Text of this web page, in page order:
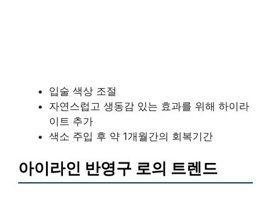
입술 색상 조절
자연스럽고 생동감 있는 효과를 위해 하이라
이트 추가
색소 주입 후 약 1개월간의 회복기간
아이라인 반영구 로의 트렌드